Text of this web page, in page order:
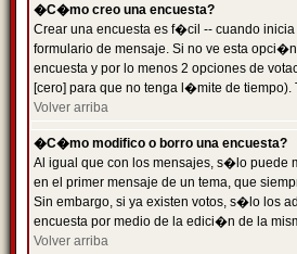
�C�mo creo una encuesta?
Crear una encuesta es f�cil -- cuando
formulario de mensaje. Si no ve esta
encuesta y por lo menos 2 opciones de
[cero] para que no tenga l�mite de
Volver arriba
�C�mo modifico o borro una encuesta?
Al igual que con los mensajes, s�lo puede
en el primer mensaje de un tema, que
Sin embargo, si ya existen votos, s�lo los
encuesta por medio de la edici�n de la
Volver arriba